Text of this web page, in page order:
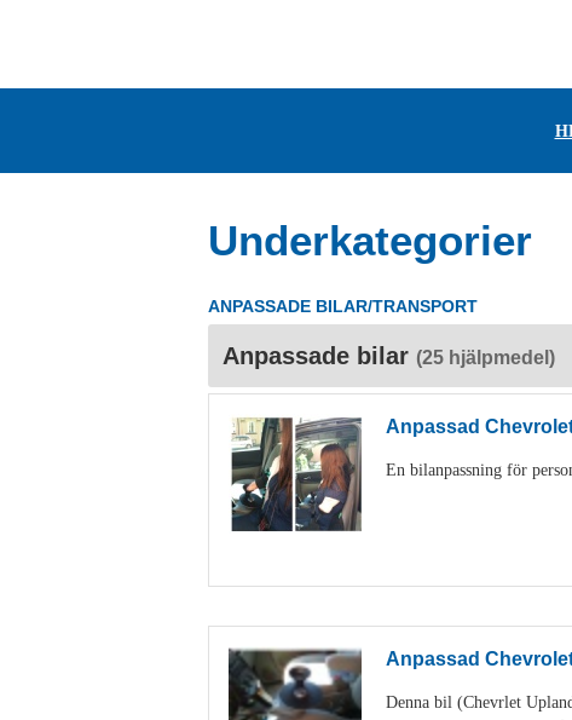
Underkategorier
ANPASSADE BILAR/TRANSPORT
Anpassade bilar (25 hjälpmedel)
Anpassad
En bilanpassning för
Anpassad
Denna bil (Chevrlet